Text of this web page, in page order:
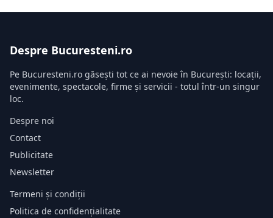
Despre Bucuresteni.ro
Pe Bucuresteni.ro găsești tot ce ai nevoie în București: locații,
evenimente, spectacole, firme și servicii - totul într-un singur
loc.
Despre noi
Contact
Publicitate
Newsletter
Termeni și condiții
Politica de confidențialitate